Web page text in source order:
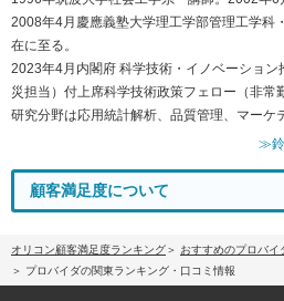
2008年4月慶應義塾大学理工学部管理工学科
在に至る。
2023年4月内閣府 科学技術・イノベーショ
災担当）付上席科学技術政策フェロー（非常
研究分野は応用統計解析、品質管理、マーケ
≫鈴
顧客満足度について
オリコン顧客満足度ランキング おすすめのプロバイ
プロバイダの関東ランキング・口コミ情報